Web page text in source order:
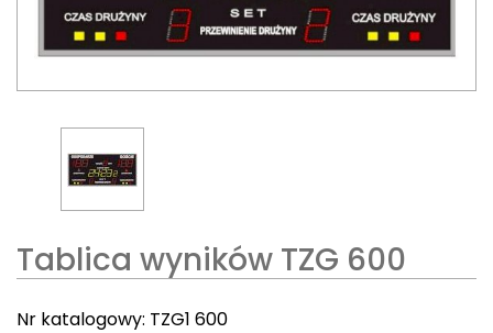
Tablica wyników TZG 600
Nr katalogowy: TZG1 600